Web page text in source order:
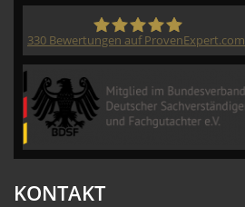
330 Bewertungen auf ProvenExpert.com
KONTAKT